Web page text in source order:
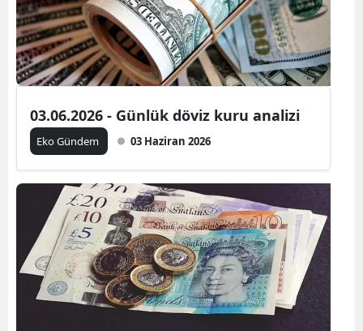
03.06.2026 - Günlük döviz kuru analizi
Eko Gündem 03 Haziran 2026